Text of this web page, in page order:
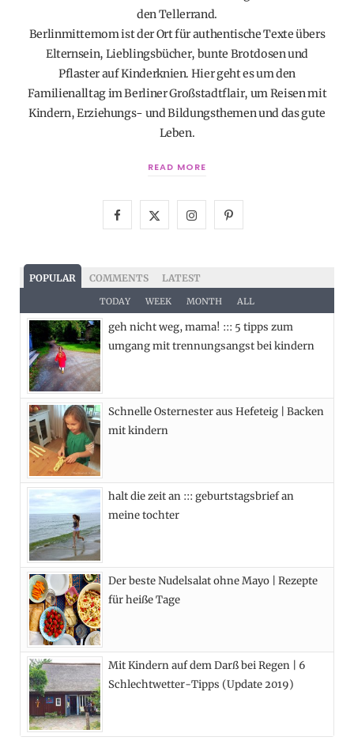
den Tellerrand.
Berlinmittemom ist der Ort für authentische Texte übers
Elternsein, Lieblingsbücher, bunte Brotdosen und
Pflaster auf Kinderknien. Hier geht es um den
Familienalltag im Berliner Großstadtflair, um Reisen mit
Kindern, Erziehungs- und Bildungsthemen und das gute
Leben.
READ MORE
c
e
b
k
T
w
i
e
I
s
t
a
a
P
e
s
POPULAR COMMENTS LATEST
TODAY WEEK MONTH ALL
geh nicht weg, mama! ::: 5 tipps zum
umgang mit trennungsangst bei kindern
Schnelle Osternester aus Hefeteig | Backen
mit kindern
halt die zeit an ::: geburtstagsbrief an
meine tochter
Der beste Nudelsalat ohne Mayo | Rezepte
für heiße Tage
Mit Kindern auf dem Darß bei Regen | 6
Schlechtwetter-Tipps (Update 2019)